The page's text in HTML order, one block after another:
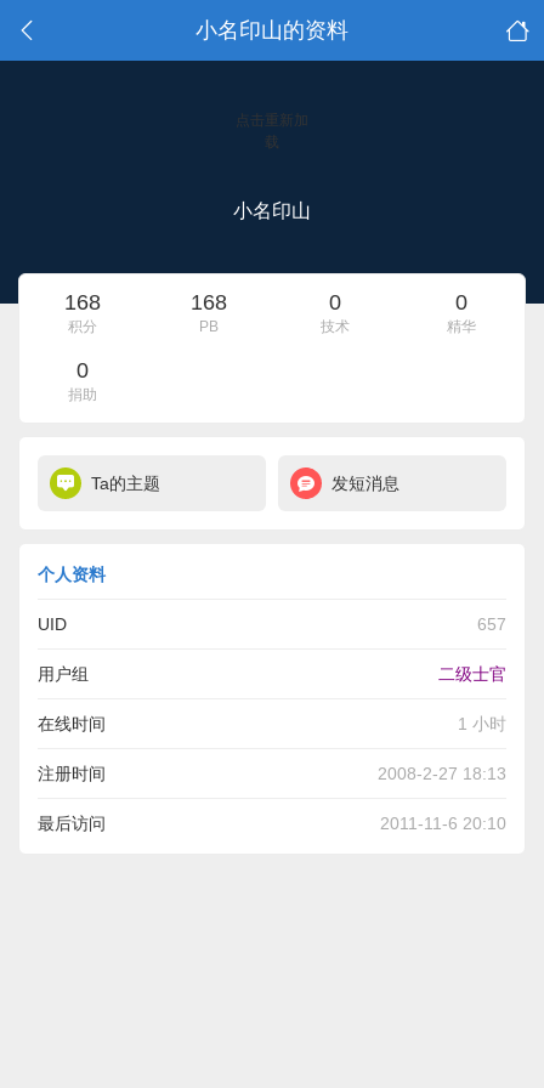
小名印山的资料
点击重新加
载
小名印山
168
积分
168
PB
0
技术
0
精华
0
捐助
Ta的主题 发短消息
个人资料
UID 657
用户组 二级士官
在线时间 1 小时
注册时间 2008-2-27 18:13
最后访问 2011-11-6 20:10